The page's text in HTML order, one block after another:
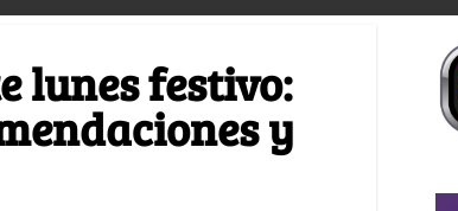
lunes festivo:
y